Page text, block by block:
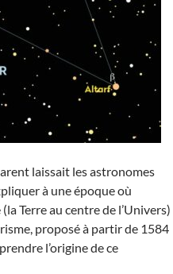
laissait les astronomes
à une époque où
Terre au centre de l’Univers)
proposé à partir de 1584
l’origine de ce